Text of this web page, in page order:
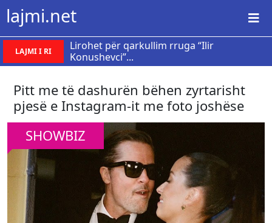
lajmi.net
LAJMI I RI
Lirohet për qarkullim rruga “Ilir
Konushevci”...
Pitt me të dashurën bëhen zyrtarisht
pjesë e Instagram-it me foto joshëse
SHOWBIZ